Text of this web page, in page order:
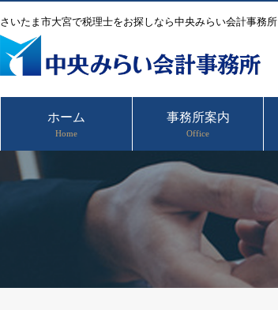
さいたま市大宮で税理士をお探しなら中央みらい会計事務所
ホーム
Home
事務所案内
Office